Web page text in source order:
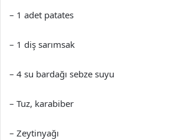
– 1 adet patates
– 1 diş sarımsak
– 4 su bardağı sebze suyu
– Tuz, karabiber
– Zeytinyağı